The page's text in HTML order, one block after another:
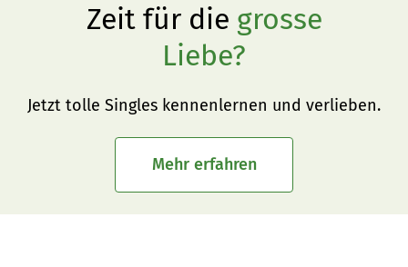
Zeit für die grosse
Liebe?
Jetzt tolle Singles kennenlernen und verlieben.
Mehr erfahren